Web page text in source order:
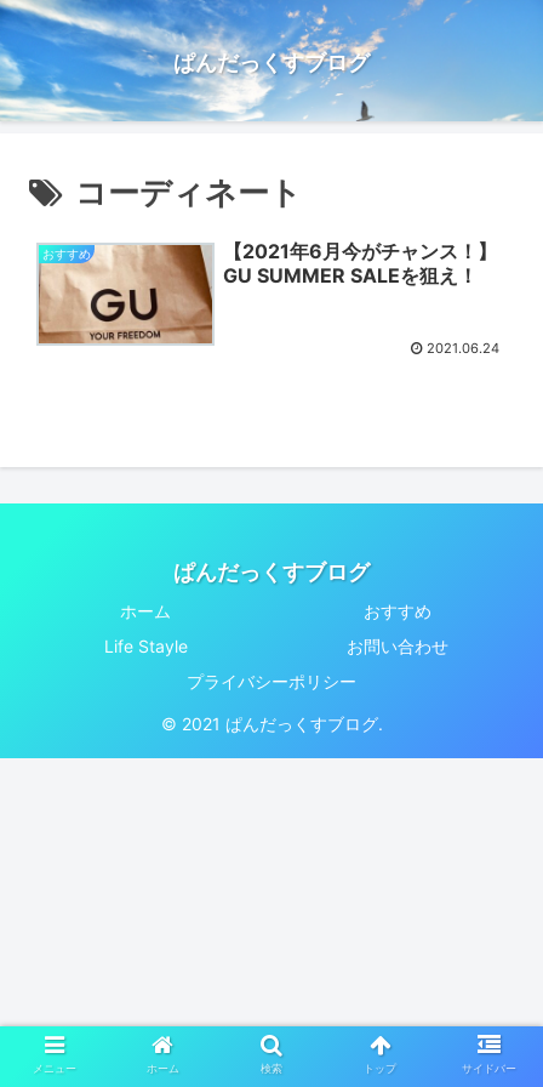
ぱんだっくすブログ
コーディネート
おすすめ
【2021年6月今がチャンス！】
GU SUMMER SALEを狙え！
2021.06.24
ぱんだっくすブログ
ホーム
おすすめ
Life Stayle
お問い合わせ
プライバシーポリシー
© 2021 ぱんだっくすブログ.
メニュー ホーム 検索 トップ サイドバー